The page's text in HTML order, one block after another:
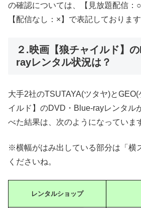
の確認については、【見放題配信：
【配信なし：×】で表記しております
２.映画【狼チャイルド】
rayレンタル状況は？
大手2社のTSUTAYA(ツタヤ)と
イルド】のDVD・Blue-rayレンタル
べた結果は、次のようになっていま
※横幅がはみ出している部分は「横
くださいね。
レンタルショップ